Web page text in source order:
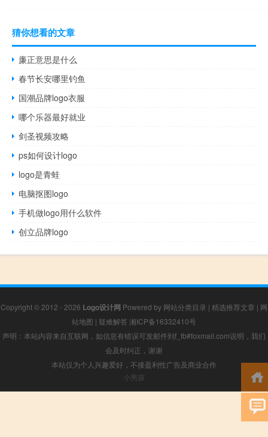
猜你想看的文章
廉正意思是什么
春节长安哪里钓鱼
国潮品牌logo衣服
哪个乐器最好就业
剑圣视频攻略
ps如何设计logo
logo是青蛙
电脑抠图logo
手机做logo用什么软件
创立品牌logo
Copyright © 2012 - 2026 Logo设计网 Powered by 网站分类目录 | 精选推荐文章 | 网
站地图 | 疑难解答 湘ICP备16332410号
声明：本站内容来自互联网，如信息有错误可发邮件到f_fb#foxmail.com说明，我们
会及时纠正，谢谢
本站仅为个人兴趣爱好，不接盈利性广告及商业合作
小男孩